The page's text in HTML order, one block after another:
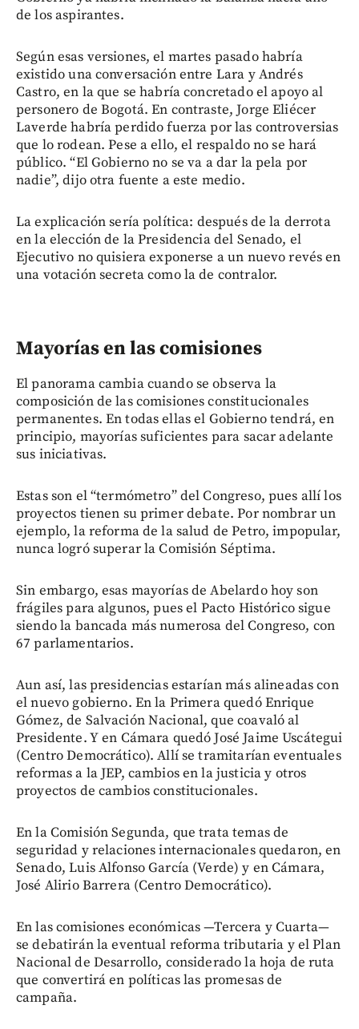
de los aspirantes.
Según esas versiones, el martes pasado habría
existido una conversación entre Lara y Andrés
Castro, en la que se habría concretado el apoyo al
personero de Bogotá. En contraste, Jorge Eliécer
Laverde habría perdido fuerza por las controversias
que lo rodean. Pese a ello, el respaldo no se hará
público. “El Gobierno no se va a dar la pela por
nadie”, dijo otra fuente a este medio.
La explicación sería política: después de la derrota
en la elección de la Presidencia del Senado, el
Ejecutivo no quisiera exponerse a un nuevo revés en
una votación secreta como la de contralor.
Mayorías en las comisiones
El panorama cambia cuando se observa la
composición de las comisiones constitucionales
permanentes. En todas ellas el Gobierno tendrá, en
principio, mayorías suficientes para sacar adelante
sus iniciativas.
Estas son el “termómetro” del Congreso, pues allí los
proyectos tienen su primer debate. Por nombrar un
ejemplo, la reforma de la salud de Petro, impopular,
nunca logró superar la Comisión Séptima.
Sin embargo, esas mayorías de Abelardo hoy son
frágiles para algunos, pues el Pacto Histórico sigue
siendo la bancada más numerosa del Congreso, con
67 parlamentarios.
Aun así, las presidencias estarían más alineadas con
el nuevo gobierno. En la Primera quedó Enrique
Gómez, de Salvación Nacional, que coavaló al
Presidente. Y en Cámara quedó José Jaime Uscátegui
(Centro Democrático). Allí se tramitarían eventuales
reformas a la JEP, cambios en la justicia y otros
proyectos de cambios constitucionales.
En la Comisión Segunda, que trata temas de
seguridad y relaciones internacionales quedaron, en
Senado, Luis Alfonso García (Verde) y en Cámara,
José Alirio Barrera (Centro Democrático).
En las comisiones económicas —Tercera y Cuarta—
se debatirán la eventual reforma tributaria y el Plan
Nacional de Desarrollo, considerado la hoja de ruta
que convertirá en políticas las promesas de
campaña.